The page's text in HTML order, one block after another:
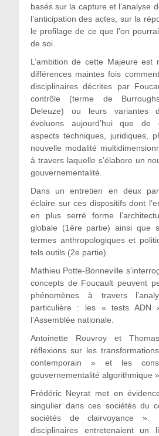
basés sur la capture et l’analyse
l’anticipation des actes, sur la
le profilage de ce que l’on
de soi.
L’ambition de cette Majeure est
différences maintes fois
disciplinaires décrites par
contrôle (terme de
Deleuze) ou leurs variantes
évoluons aujourd’hui que de
aspects techniques, juridiques,
nouvelle modalité
à travers laquelle s’élabore un
gouvernementalité.
Dans un entretien en deux
éclaire sur ces dispositifs dont
en plus serré forme
globale (1ère partie) ainsi que
termes anthropologiques et
tels outils (2e partie).
Mathieu Potte-Bonneville
concepts de Foucault peuvent
phénomènes à travers
particulière : les « tests ADN
l’Assemblée nationale.
Antoinette Rouvroy et
réflexions sur les
contemporain » et les
gouvernementalité algorithmique
Frédéric Neyrat met en
singulier dans ces sociétés du
sociétés de clairvoyance
disciplinaires entretenaient un